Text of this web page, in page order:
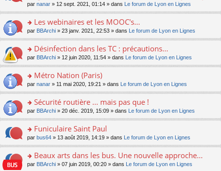
nt
s
ré
e
nt
le
u
s
ré
e
nt
n
o
n
le
u
s
ré
e
nt
a
g
e
n
o
lu
le
pl
u
s
e
nt
le
m
e
s
g
e
n
o
lu
pl
u
s
c
e
nt
n
er
le
m
e
s
a
g
e
n
n
lu
le
pl
u
c
e
par nanar » 12 sept. 2021, 01:14 » dans Le forum de Lyon en Lignes
o
n
ult
er
le
m
e
a
g
e
n
n
le
pl
Les webinaires et les MOOC's...
par BBArchi » 23 janv. 2021, 22:53 » dans Le forum de Lyon en Lignes
o
n
ult
er
le
m
e
a
g
e
n
n
Désinfection dans les TC : précautions...
par BBArchi » 12 juin 2020, 11:54 » dans Le forum de Lyon en Lignes
o
n
ult
er
le
m
e
a
g
Métro Nation (Paris)
par nanar » 11 mai 2020, 19:21 » dans Le forum de Lyon en Lignes
o
n
ult
er
le
m
e
Sécurité routière ... mais pas que !
par BBArchi » 20 déc. 2019, 15:09 » dans Le forum de Lyon en Lignes
o
n
ult
er
Funiculaire Saint Paul
par bus64 » 13 août 2019, 14:19 » dans Le forum de Lyon en Lignes
o
Beaux arts dans les bus. Une nouvelle approche...
par BBArchi » 07 juin 2019, 00:20 » dans Le forum de Lyon en Lignes